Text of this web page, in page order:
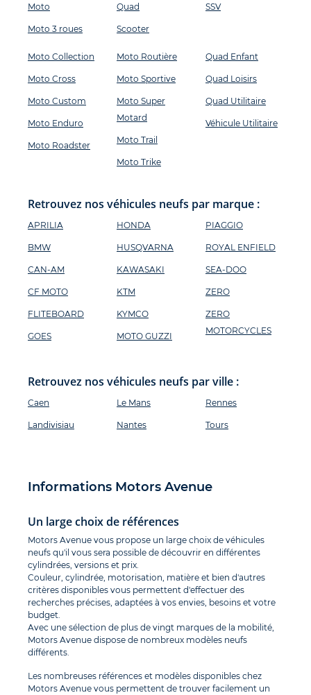
Moto
Moto 3 roues
Quad
Scooter
SSV
Moto Collection
Moto Cross
Moto Custom
Moto Enduro
Moto Roadster
Moto Routière
Moto Sportive
Moto Super
Motard
Moto Trail
Moto Trike
Quad Enfant
Quad Loisirs
Quad Utilitaire
Véhicule Utilitaire
Retrouvez nos véhicules neufs par marque :
APRILIA
BMW
CAN-AM
CF MOTO
FLITEBOARD
GOES
HONDA
HUSQVARNA
KAWASAKI
KTM
KYMCO
MOTO GUZZI
PIAGGIO
ROYAL ENFIELD
SEA-DOO
ZERO
ZERO
MOTORCYCLES
Retrouvez nos véhicules neufs par ville :
Caen
Landivisiau
Le Mans
Nantes
Rennes
Tours
Informations Motors Avenue
Un large choix de références
Motors Avenue vous propose un large choix de véhicules
neufs qu'il vous sera possible de découvrir en différentes
cylindrées, versions et prix.
Couleur, cylindrée, motorisation, matière et bien d'autres
critères disponibles vous permettent d'effectuer des
recherches précises, adaptées à vos envies, besoins et votre
budget.
Avec une sélection de plus de vingt marques de la mobilité,
Motors Avenue dispose de nombreux modèles neufs
différents.
Les nombreuses références et modèles disponibles chez
Motors Avenue vous permettent de trouver facilement un